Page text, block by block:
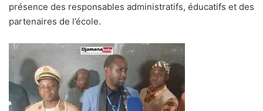
présence des responsables administratifs, éducatifs et des
partenaires de l’école.